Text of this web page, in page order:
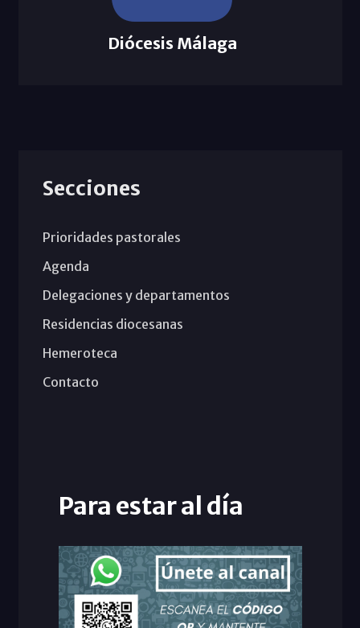
Diócesis Málaga
Secciones
Prioridades pastorales
Agenda
Delegaciones y departamentos
Residencias diocesanas
Hemeroteca
Contacto
Para estar al día